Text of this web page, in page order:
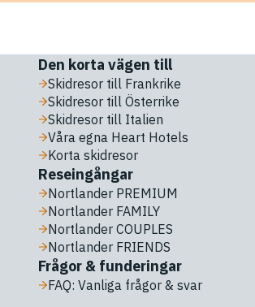
Den korta vägen till
Skidresor till Frankrike
Skidresor till Österrike
Skidresor till Italien
Våra egna Heart Hotels
Korta skidresor
Reseingångar
Nortlander PREMIUM
Nortlander FAMILY
Nortlander COUPLES
Nortlander FRIENDS
Frågor & funderingar
FAQ: Vanliga frågor & svar